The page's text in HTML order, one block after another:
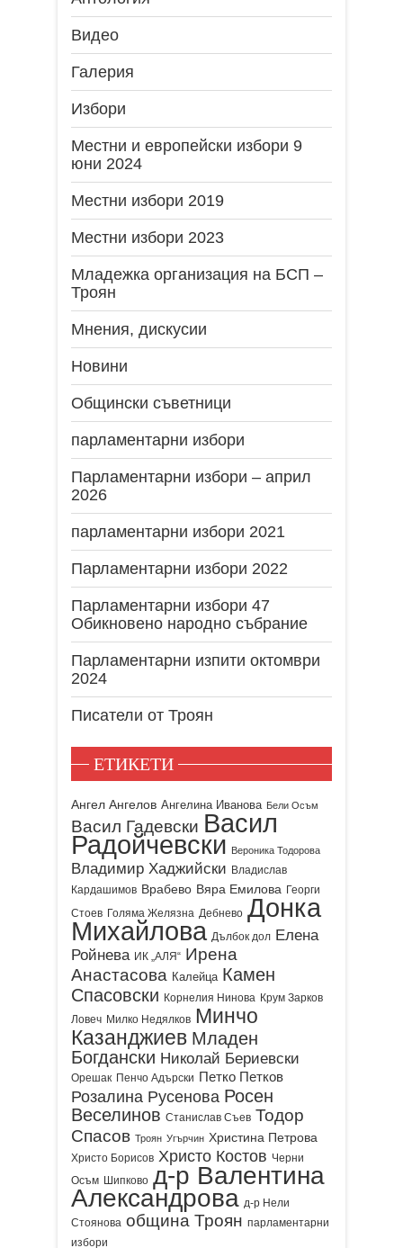
Видео
Галерия
Избори
Местни и европейски избори 9
юни 2024
Местни избори 2019
Местни избори 2023
Младежка организация на БСП –
Троян
Мнения, дискусии
Новини
Общински съветници
парламентарни избори
Парламентарни избори – април
2026
парламентарни избори 2021
Парламентарни избори 2022
Парламентарни избори 47
Обикновено народно събрание
Парламентарни изпити октомври
2024
Писатели от Троян
ЕТИКЕТИ
Ангел Ангелов Ангелина Иванова Бели Осъм
Васил Гадевски Васил
Радойчевски Вероника Тодорова
Владимир Хаджийски Владислав
Кардашимов Врабево Вяра Емилова Георги
Стоев Голяма Желязна Дебнево Донка
Михайлова Дълбок дол Елена
Ройнева ИК „АЛЯ“ Ирена
Анастасова Калейца Камен
Спасовски Корнелия Нинова Крум Зарков
Ловеч Милко Недялков Минчо
Казанджиев Младен
Богдански Николай Бериевски
Орешак Пенчо Адърски Петко Петков
Розалина Русенова Росен
Веселинов Станислав Съев Тодор
Спасов Троян Угърчин Христина Петрова
Христо Борисов Христо Костов Черни
Осъм
Шипково д-р Валентина
Александрова д-р Нели
Стоянова община Троян парламентарни
избори